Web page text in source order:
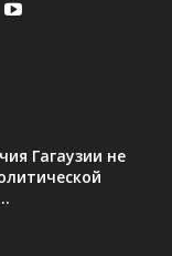
Гагаузии не